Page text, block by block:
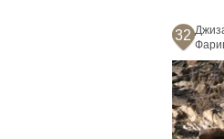
32